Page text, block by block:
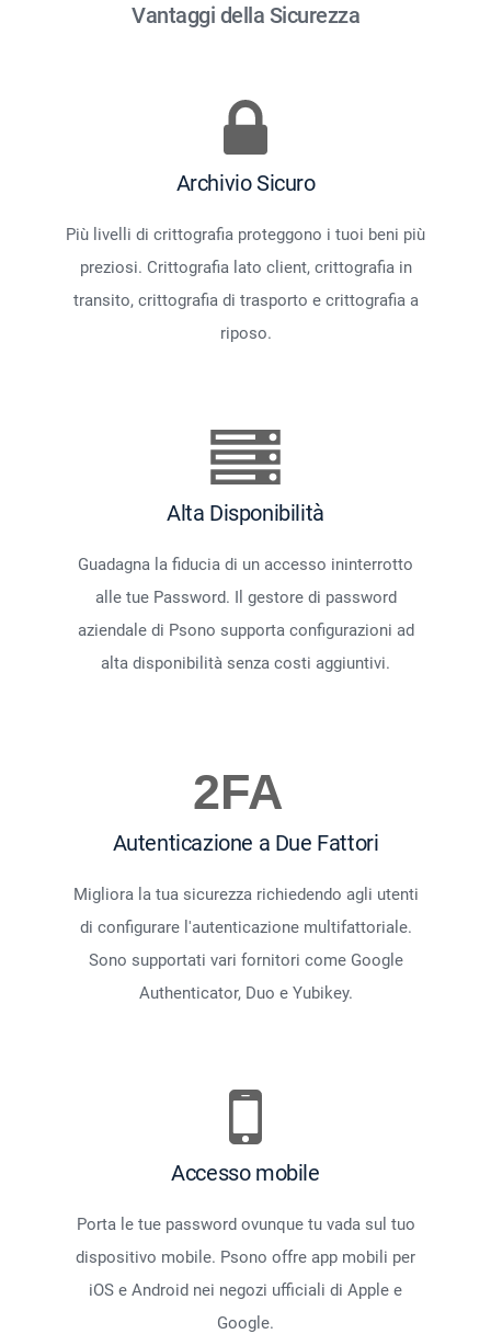
Vantaggi della Sicurezza
Archivio Sicuro
Più livelli di crittografia proteggono i tuoi beni più
preziosi. Crittografia lato client, crittografia in
transito, crittografia di trasporto e crittografia a
riposo.
Alta Disponibilità
Guadagna la fiducia di un accesso ininterrotto
alle tue Password. Il gestore di password
aziendale di Psono supporta configurazioni ad
alta disponibilità senza costi aggiuntivi.
Autenticazione a Due Fattori
Migliora la tua sicurezza richiedendo agli utenti
di configurare l'autenticazione multifattoriale.
Sono supportati vari fornitori come Google
Authenticator, Duo e Yubikey.
Accesso mobile
Porta le tue password ovunque tu vada sul tuo
dispositivo mobile. Psono offre app mobili per
iOS e Android nei negozi ufficiali di Apple e
Google.